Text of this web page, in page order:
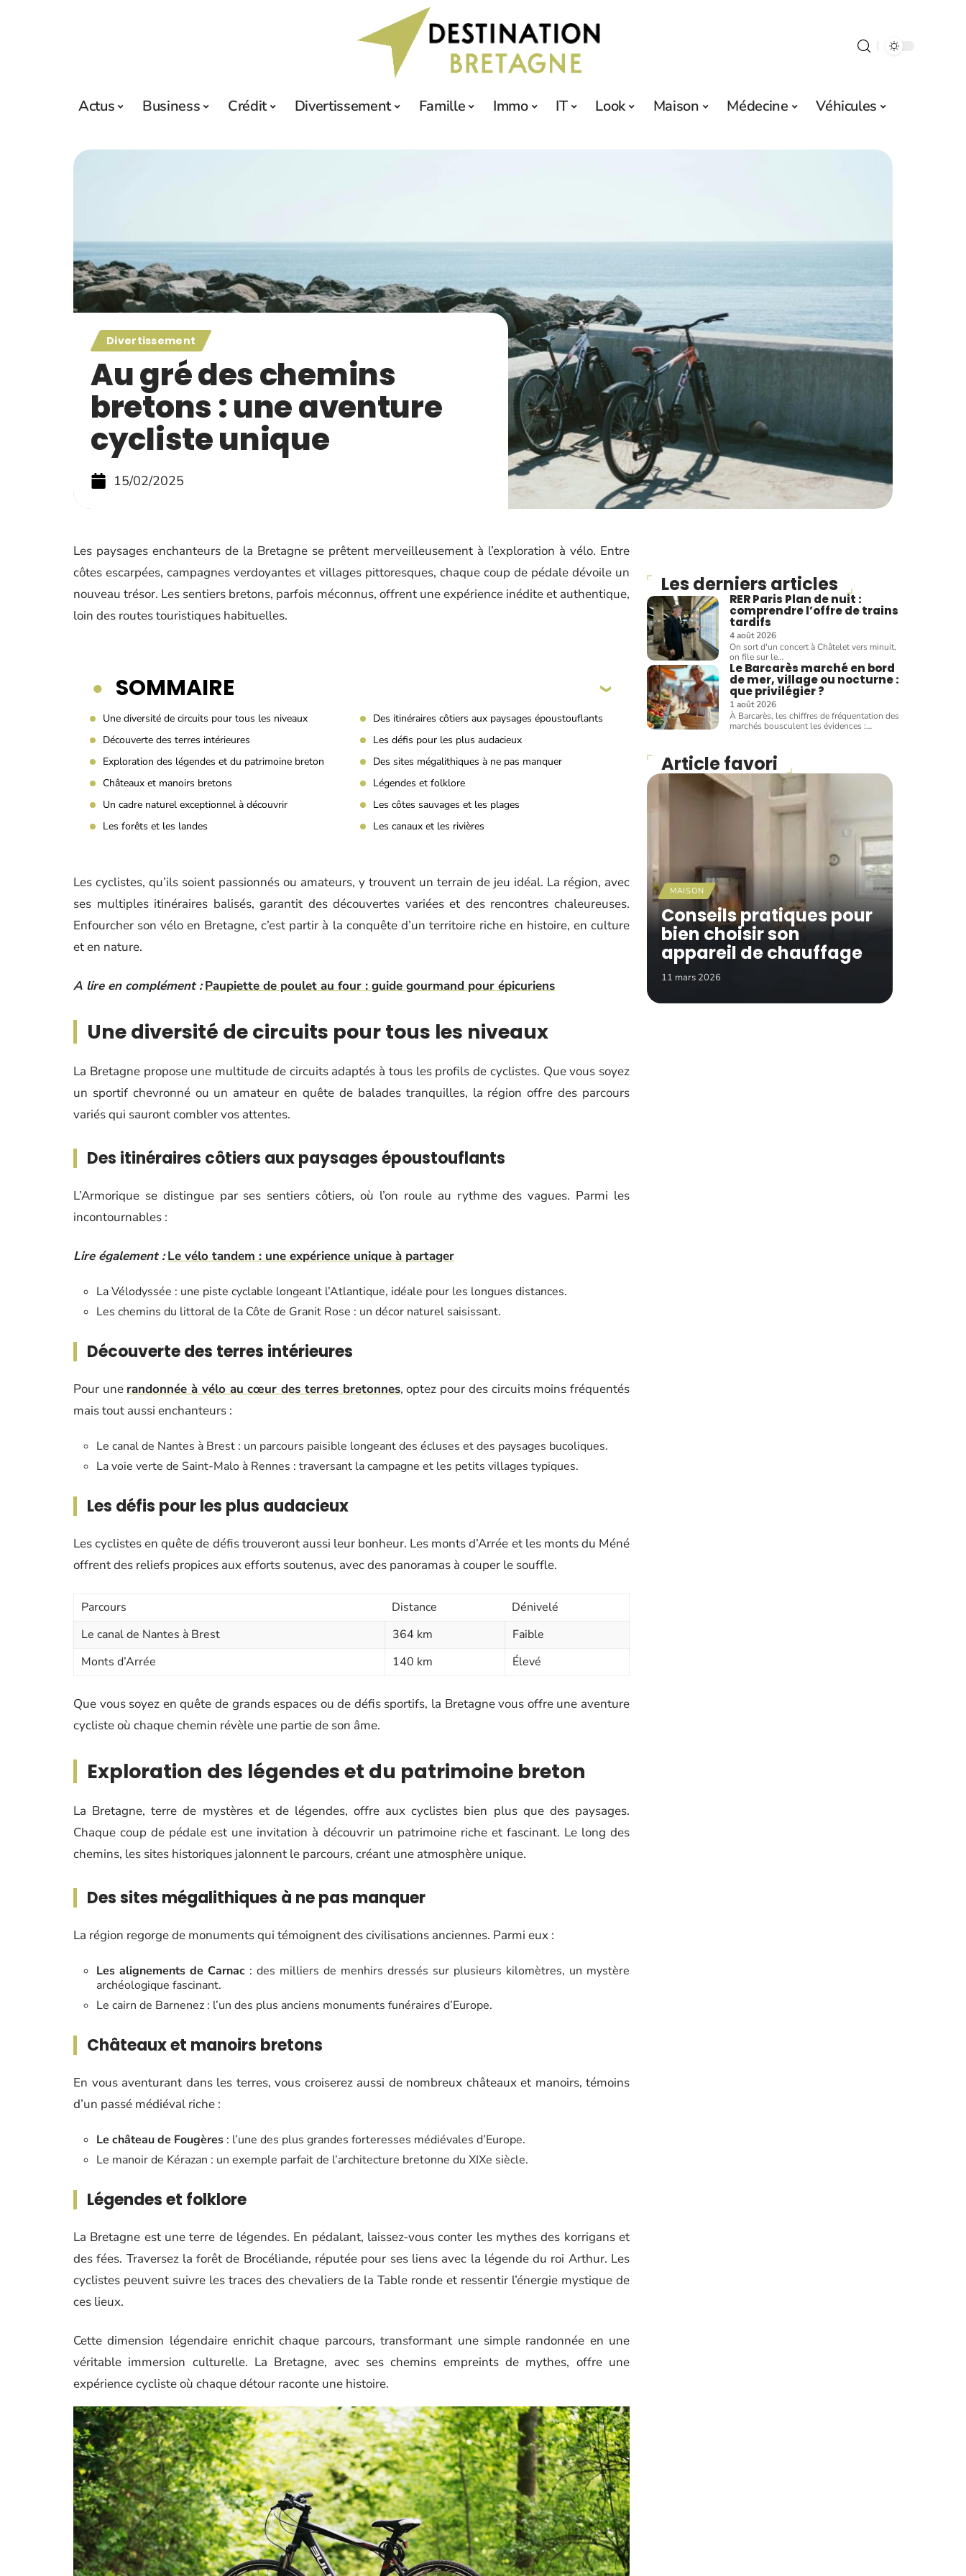
Actus Business Crédit Divertissement Famille Immo IT Look Maison Médecine Véhicules
Divertissement
Au gré des chemins
bretons : une aventure
cycliste unique
15/02/2025
Les paysages enchanteurs de la Bretagne se prêtent merveilleusement à l’exploration à vélo. Entre
côtes escarpées, campagnes verdoyantes et villages pittoresques, chaque coup de pédale dévoile un
nouveau trésor. Les sentiers bretons, parfois méconnus, offrent une expérience inédite et authentique,
loin des routes touristiques habituelles.
SOMMAIRE
Une diversité de circuits pour tous les niveaux
Des itinéraires côtiers aux paysages époustouflants
Découverte des terres intérieures
Les défis pour les plus audacieux
Exploration des légendes et du patrimoine breton
Des sites mégalithiques à ne pas manquer
Châteaux et manoirs bretons
Légendes et folklore
Un cadre naturel exceptionnel à découvrir
Les côtes sauvages et les plages
Les forêts et les landes
Les canaux et les rivières
Les cyclistes, qu’ils soient passionnés ou amateurs, y trouvent un terrain de jeu idéal. La région, avec
ses multiples itinéraires balisés, garantit des découvertes variées et des rencontres chaleureuses.
Enfourcher son vélo en Bretagne, c’est partir à la conquête d’un territoire riche en histoire, en culture
et en nature.
A lire en complément : Paupiette de poulet au four : guide gourmand pour épicuriens
Une diversité de circuits pour tous les niveaux
La Bretagne propose une multitude de circuits adaptés à tous les profils de cyclistes. Que vous soyez
un sportif chevronné ou un amateur en quête de balades tranquilles, la région offre des parcours
variés qui sauront combler vos attentes.
Des itinéraires côtiers aux paysages époustouflants
L’Armorique se distingue par ses sentiers côtiers, où l’on roule au rythme des vagues. Parmi les
incontournables :
Lire également : Le vélo tandem : une expérience unique à partager
La Vélodyssée : une piste cyclable longeant l’Atlantique, idéale pour les longues distances.
Les chemins du littoral de la Côte de Granit Rose : un décor naturel saisissant.
Découverte des terres intérieures
Pour une randonnée à vélo au cœur des terres bretonnes, optez pour des circuits moins fréquentés
mais tout aussi enchanteurs :
Le canal de Nantes à Brest : un parcours paisible longeant des écluses et des paysages bucoliques.
La voie verte de Saint-Malo à Rennes : traversant la campagne et les petits villages typiques.
Les défis pour les plus audacieux
Les cyclistes en quête de défis trouveront aussi leur bonheur. Les monts d’Arrée et les monts du Méné
offrent des reliefs propices aux efforts soutenus, avec des panoramas à couper le souffle.
Parcours Distance
Dénivelé
Le canal de Nantes à Brest
364 km
Faible
Monts d’Arrée
140 km Élevé
Que vous soyez en quête de grands espaces ou de défis sportifs, la Bretagne vous offre une aventure
cycliste où chaque chemin révèle une partie de son âme.
Exploration des légendes et du patrimoine breton
La Bretagne, terre de mystères et de légendes, offre aux cyclistes bien plus que des paysages.
Chaque coup de pédale est une invitation à découvrir un patrimoine riche et fascinant. Le long des
chemins, les sites historiques jalonnent le parcours, créant une atmosphère unique.
Des sites mégalithiques à ne pas manquer
La région regorge de monuments qui témoignent des civilisations anciennes. Parmi eux :
Les alignements de Carnac : des milliers de menhirs dressés sur plusieurs kilomètres, un mystère
archéologique fascinant.
Le cairn de Barnenez : l’un des plus anciens monuments funéraires d’Europe.
Châteaux et manoirs bretons
En vous aventurant dans les terres, vous croiserez aussi de nombreux châteaux et manoirs, témoins
d’un passé médiéval riche :
Le château de Fougères : l’une des plus grandes forteresses médiévales d’Europe.
Le manoir de Kérazan : un exemple parfait de l’architecture bretonne du XIXe siècle.
Légendes et folklore
La Bretagne est une terre de légendes. En pédalant, laissez-vous conter les mythes des korrigans et
des fées. Traversez la forêt de Brocéliande, réputée pour ses liens avec la légende du roi Arthur. Les
cyclistes peuvent suivre les traces des chevaliers de la Table ronde et ressentir l’énergie mystique de
ces lieux.
Cette dimension légendaire enrichit chaque parcours, transformant une simple randonnée en une
véritable immersion culturelle. La Bretagne, avec ses chemins empreints de mythes, offre une
expérience cycliste où chaque détour raconte une histoire.
Les derniers articles
RER Paris Plan de nuit :
comprendre l’offre de trains
tardifs
4 août 2026
On sort d'un concert à Châtelet vers minuit,
on file sur le…
Le Barcarès marché en bord
de mer, village ou nocturne :
que privilégier ?
1 août 2026
À Barcarès, les chiffres de fréquentation des
marchés bousculent les évidences :…
Article favori
MAISON
Conseils pratiques pour
bien choisir son
appareil de chauffage
11 mars 2026